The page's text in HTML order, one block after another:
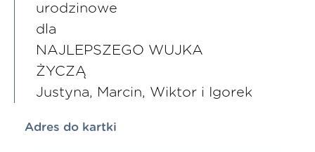
urodzinowe
dla
NAJLEPSZEGO WUJKA
ŻYCZĄ
Justyna, Marcin, Wiktor i Igorek
Adres do kartki